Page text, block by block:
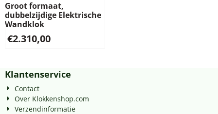
Groot formaat,
dubbelzijdige Elektrische
Wandklok
€2.310,00
Klantenservice
Contact
Over Klokkenshop.com
Verzendinformatie